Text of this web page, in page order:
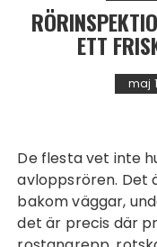
ETT
maj
De flesta vet inte hur det ser ut inne i
avloppsrören. Det
bakom väggar,
det är precis där